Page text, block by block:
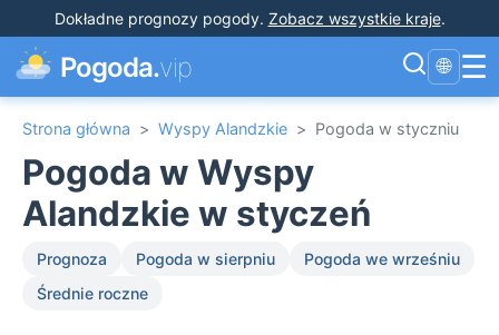
Dokładne prognozy pogody. Zobacz wszystkie kraje.
Pogoda.vip 🌐 ☰
Strona główna > Wyspy Alandzkie > Pogoda w styczniu
Pogoda w Wyspy
Alandzkie w styczeń
Prognoza Pogoda w sierpniu
Pogoda we wrześniu
Średnie roczne